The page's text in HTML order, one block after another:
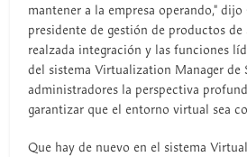
mantener a la empresa operando,"
presidente de gestión de productos de
realzada integración y las funciones
del sistema Virtualization Manager de
administradores la perspectiva
garantizar que el entorno virtual sea
Que hay de nuevo en el sistema